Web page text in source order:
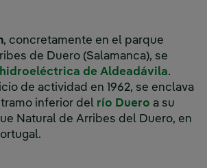
, concretamente en el parque
de Duero (Salamanca), se
de Aldeadávila.
de actividad en 1962, se enclava
inferior del río Duero a su
Natural de Arribes del Duero, en